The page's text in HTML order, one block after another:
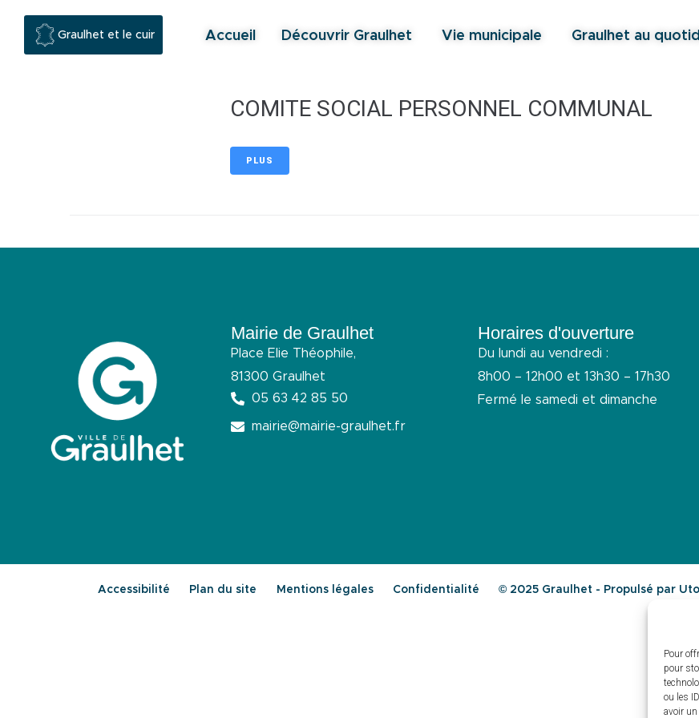
Pour
pour
ou les
avoir
principal
Graulhet et le cuir Accueil Découvrir Graulhet Vie municipale Graulhet au
COMITE SOCIAL PERSONNEL COMMUNAL
PLUS
Mairie de Graulhet
Place Elie Théophile,
81300 Graulhet
05 63 42 85 50
mairie@mairie-graulhet.fr
Horaires d'ouverture
Du lundi au vendredi :
8h00 – 12h00 et 13h30 – 17h30
Fermé le samedi et dimanche
Accessibilité Plan du site Mentions légales Confidentialité © 2025 Graulhet - Propulsé par